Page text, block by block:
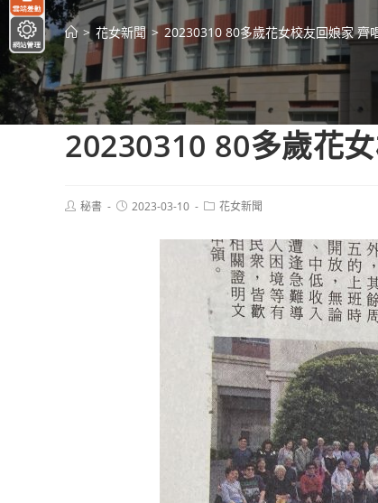
> 花女新聞 > 20230310 80多歲花女校友回娘家 齊
20230310 80多歲花
Post秘書
Post2023-03-10
Post花女新聞